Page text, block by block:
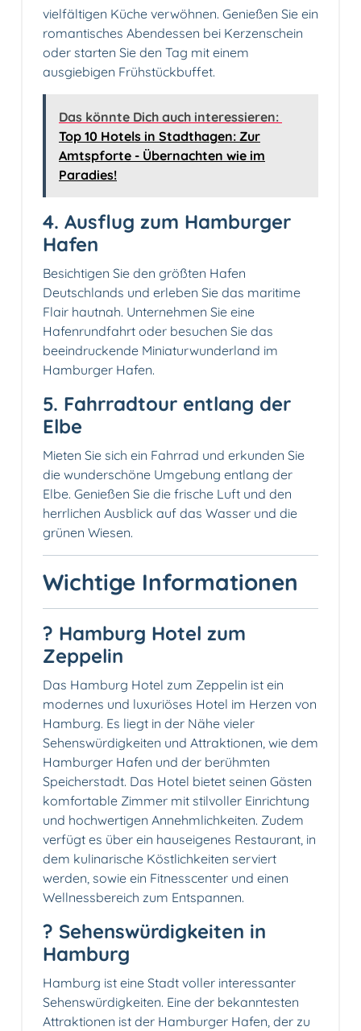
vielfältigen Küche verwöhnen. Genießen Sie ein
romantisches Abendessen bei Kerzenschein
oder starten Sie den Tag mit einem
ausgiebigen Frühstückbuffet.
Das könnte Dich auch interessieren:
Top 10 Hotels in Stadthagen: Zur
Amtspforte - Übernachten wie im
Paradies!
4. Ausflug zum Hamburger
Hafen
Besichtigen Sie den größten Hafen
Deutschlands und erleben Sie das maritime
Flair hautnah. Unternehmen Sie eine
Hafenrundfahrt oder besuchen Sie das
beeindruckende Miniaturwunderland im
Hamburger Hafen.
5. Fahrradtour entlang der
Elbe
Mieten Sie sich ein Fahrrad und erkunden Sie
die wunderschöne Umgebung entlang der
Elbe. Genießen Sie die frische Luft und den
herrlichen Ausblick auf das Wasser und die
grünen Wiesen.
Wichtige Informationen
? Hamburg Hotel zum
Zeppelin
Das Hamburg Hotel zum Zeppelin ist ein
modernes und luxuriöses Hotel im Herzen von
Hamburg. Es liegt in der Nähe vieler
Sehenswürdigkeiten und Attraktionen, wie dem
Hamburger Hafen und der berühmten
Speicherstadt. Das Hotel bietet seinen Gästen
komfortable Zimmer mit stilvoller Einrichtung
und hochwertigen Annehmlichkeiten. Zudem
verfügt es über ein hauseigenes Restaurant, in
dem kulinarische Köstlichkeiten serviert
werden, sowie ein Fitnesscenter und einen
Wellnessbereich zum Entspannen.
? Sehenswürdigkeiten in
Hamburg
Hamburg ist eine Stadt voller interessanter
Sehenswürdigkeiten. Eine der bekanntesten
Attraktionen ist der Hamburger Hafen, der zu